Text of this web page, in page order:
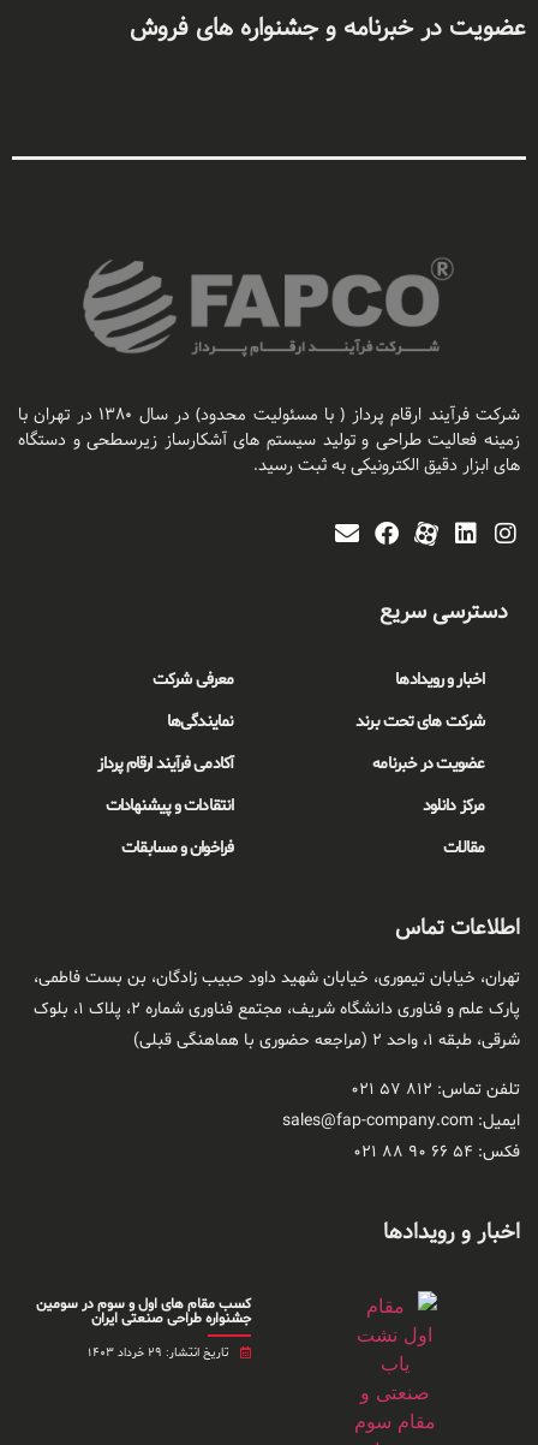
عضویت در خبرنامه و جشنواره های فروش
شرکت فرآیند ارقام پرداز ( با مسئولیت محدود) در سال ۱۳۸۰ در تهران با
زمینه فعالیت طراحی و تولید سیستم های آشکارساز زیرسطحی و دستگاه
های ابزار دقیق الکترونیکی به ثبت رسید.
دسترسی سریع
اخبار و رویدادها
شرکت های تحت برند
عضویت در خبرنامه
مرکز دانلود
مقالات
معرفی شرکت
نمایندگی‌ها
آکادمی فرآیند ارقام پرداز
انتقادات و پیشنهادات
فراخوان و مسابقات
اطلاعات تماس
تهران، خیابان تیموری، خیابان شهید داود حبیب زادگان، بن بست فاطمی،
پارک علم و فناوری دانشگاه شریف، مجتمع فناوری شماره ۲، پلاک ۱، بلوک
شرقی، طبقه ۱، واحد ۲ (مراجعه حضوری با هماهنگی قبلی)
تلفن تماس: ۸۱۲ ۵۷ ۰۲۱
ایمیل: sales@fap-company.com
فکس: ۵۴ ۶۶ ۹۰ ۸۸ ۰۲۱
اخبار و رویداد‌ها
کسب مقام های اول و سوم در سومین
جشنواره طراحی صنعتی ایران
تاریخ انتشار: ۲۹ خرداد ۱۴۰۳